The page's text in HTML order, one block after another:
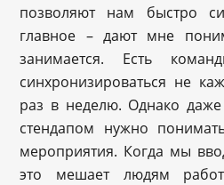
позволяют нам быстро
главное – дают мне
занимается. Есть
синхронизироваться не
раз в неделю. Однако
стендапом нужно
мероприятия. Когда мы
это мешает людям